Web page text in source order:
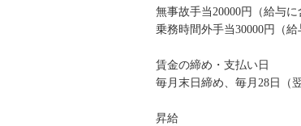
無事故手当20000円（給与に
乗務時間外手当30000円（給
賃金の締め・支払い日
毎月末日締め、毎月28日（
昇給